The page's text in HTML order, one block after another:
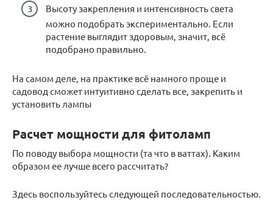
Высоту закрепления и интенсивность света
можно подобрать экспериментально. Если
растение выглядит здоровым, значит, всё
подобрано правильно.
На самом деле, на практике всё намного проще и
садовод сможет интуитивно сделать все, закрепить и
установить лампы
Расчет мощности для фитоламп
По поводу выбора мощности (та что в ваттах). Каким
образом ее лучше всего рассчитать?
Здесь воспользуйтесь следующей последовательностью.